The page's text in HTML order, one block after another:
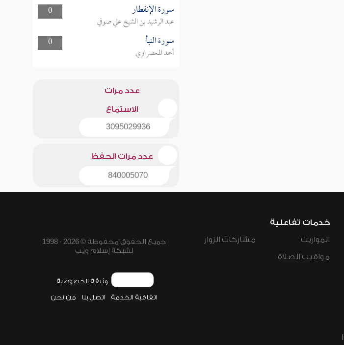
0
سورة الإنفطار
عبد الرشيد بن الشيخ علي صوفي
0
سورة النبأ
أحمد المعصراوي
عدد مرات
الاستماع
3095029936
عدد مرات الحفظ
840005070
خدمات تفاعلية
المواريث
مواقيت الصلاة
مشاركات الزوار
جميع الحقوق محفوظة © 2026 - 1998
لشبكة إسلام ويب
وثيقة الخصوصية
اتفاقية الخدمة اتصل بنا من نحن